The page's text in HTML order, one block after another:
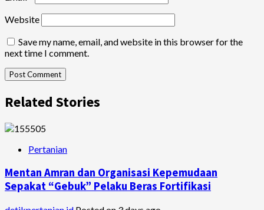
Website
Save my name, email, and website in this browser for the
next time I comment.
Related Stories
Pertanian
Mentan Amran dan Organisasi Kepemudaan
Sepakat “Gebuk” Pelaku Beras Fortifikasi